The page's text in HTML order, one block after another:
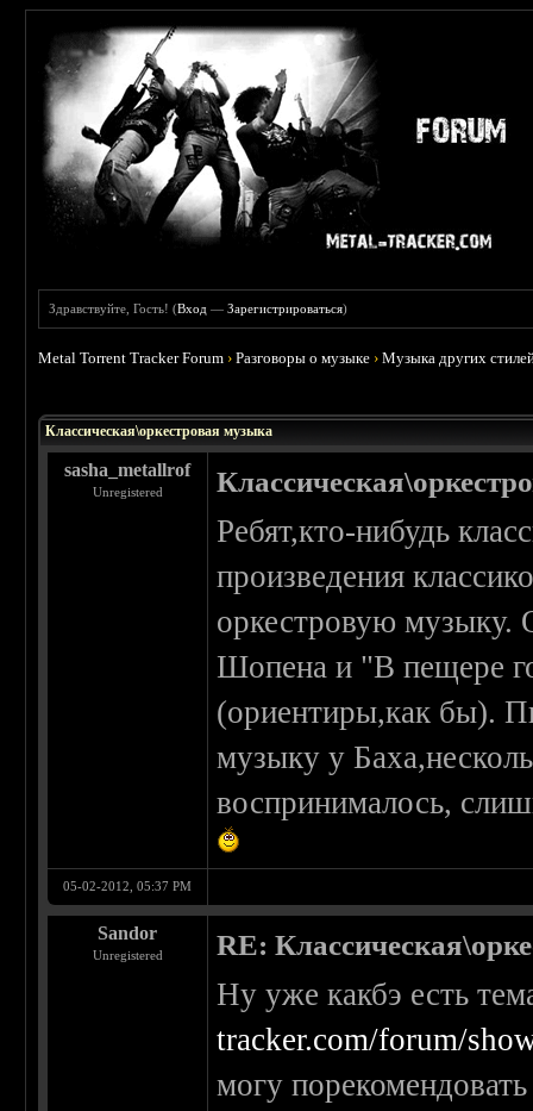
Здравствуйте, Гость! (Вход —Зарегистрироваться)
Metal Torrent Tracker Forum ›Разговоры о музыке ›Музыка других
Классическая\оркестровая музыка
sasha_metallrof
Unregistered
Ребят,кто-нибудь
произведения
оркестровую
Шопена и "В пещере
(ориентиры,как бы).
музыку у
воспринималось,
05-02-2012, 05:37 PM
Sandor
Unregistered RE:
Ну уже какбэ есть
tracker.com/forum/
могу